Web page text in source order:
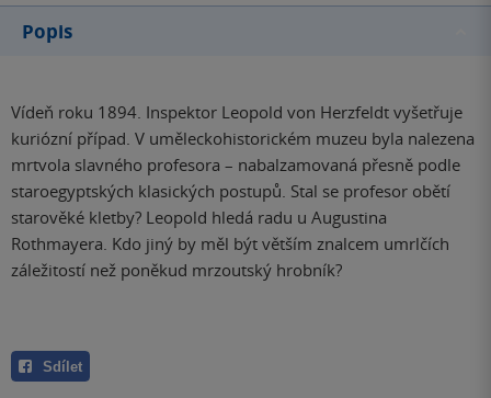
Popis
Vídeň roku 1894. Inspektor Leopold von Herzfeldt vyšetřuje
kuriózní případ. V uměleckohistorickém muzeu byla nalezena
mrtvola slavného profesora – nabalzamovaná přesně podle
staroegyptských klasických postupů. Stal se profesor obětí
starověké kletby? Leopold hledá radu u Augustina
Rothmayera. Kdo jiný by měl být větším znalcem umrlčích
záležitostí než poněkud mrzoutský hrobník?
Sdílet